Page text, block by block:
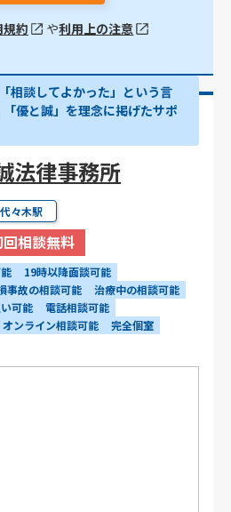
約 や利用上の注意
相談してよかった」という言
優と誠」を理念に掲げたサポ
法律事務所
代々木駅
相談無料
19時以降面談可能
事故の相談可能
治療中の相談可能
可能
電話相談可能
オンライン相談可能
完全個室